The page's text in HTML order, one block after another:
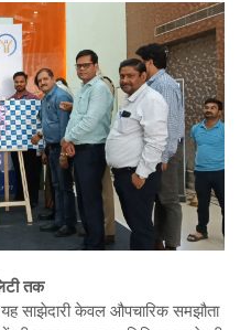
तक
साझेदारी केवल औपचारिक समझौता